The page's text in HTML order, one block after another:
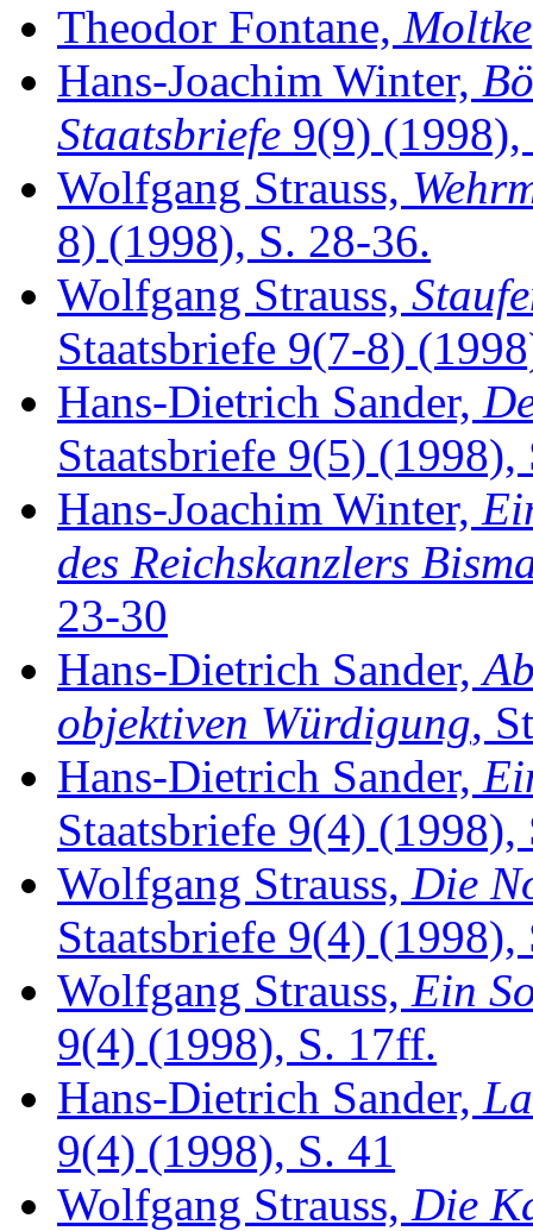
Theodor Fontane, Moltke
Hans-Joachim Winter,
Staatsbriefe 9(9)
Wolfgang Strauss,
8) (1998), S. 28-36.
Wolfgang Strauss,
Staatsbriefe 9(7-8)
Hans-Dietrich Sander,
Staatsbriefe 9(5) (1998),
Hans-Joachim Winter,
des Reichskanzlers
23-30
Hans-Dietrich Sander,
objektiven Würdigung,
Hans-Dietrich Sander,
Staatsbriefe 9(4) (1998),
Wolfgang Strauss, Die
Staatsbriefe 9(4) (1998),
Wolfgang Strauss, Ein
9(4) (1998), S. 17ff.
Hans-Dietrich Sander,
9(4) (1998), S. 41
Wolfgang Strauss, Die